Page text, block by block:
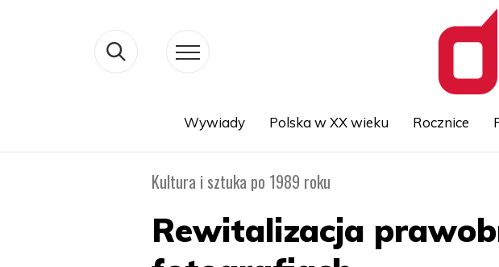
Wywiady Polska w XX wieku Rocznice
Kultura i sztuka po 1989 roku
Rewitalizacja